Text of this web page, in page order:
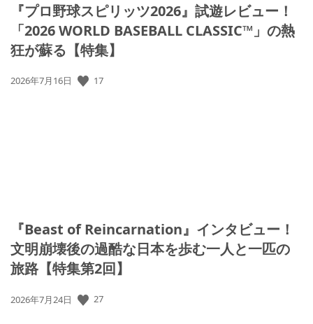
『プロ野球スピリッツ2026』試遊レビュー！
「2026 WORLD BASEBALL CLASSIC™」の熱
狂が蘇る【特集】
公
2026年7月16日 17
『Beast of Reincarnation』インタビュー！
文明崩壊後の過酷な日本を歩む一人と一匹の
旅路【特集第2回】
公
2026年7月24日 27